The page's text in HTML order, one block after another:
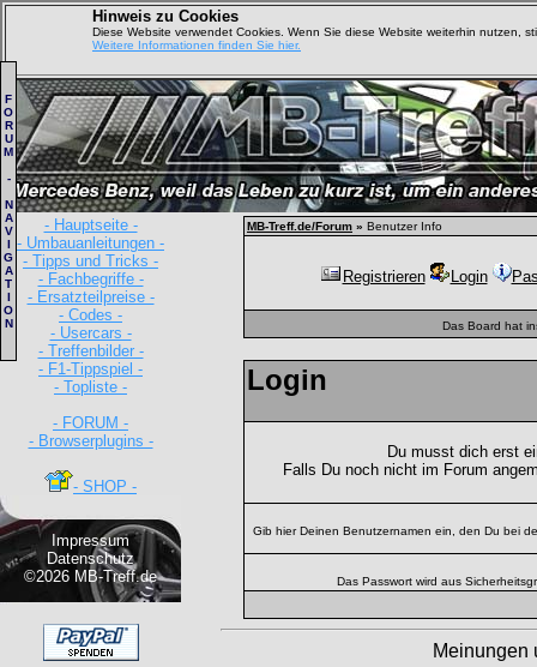
Hinweis zu Cookies
Diese Website verwendet Cookies. Wenn Sie diese Website weiterhin nutzen,
Weitere Informationen finden Sie hier.
- Hauptseite -
- Umbauanleitungen -
- Tipps und Tricks -
- Fachbegriffe -
- Ersatzteilpreise -
- Codes -
- Usercars -
- Treffenbilder -
- F1-Tippspiel -
- Topliste -
- FORUM -
- Browserplugins -
- SHOP -
Impressum
Datenschutz
©2026 MB-Treff.de
F
O
R
U
M
-
N
A
V
I
G
A
T
I
O
N
MB-Treff.de/Forum » Benutzer Info
Registrieren Login
Das Board hat
Login
Du musst dich erst
Falls Du noch nicht im Forum
Gib hier Deinen Benutzernamen ein, den Du bei
Das Passwort wird aus
Meinungen